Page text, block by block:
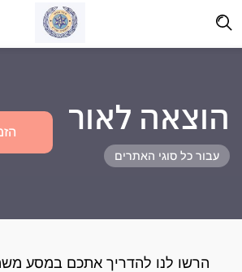
הוצאה לאור
עבור כל סוגי האתרים
הרשו לנו להדריך אתכם במסע